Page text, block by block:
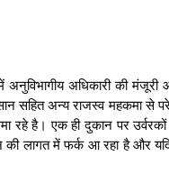
में अनुविभागीय अधिकारी की
सहित अन्य राजस्व महकमा से
रहे है। एक ही दुकान पर
लागत में फर्क आ रहा है और